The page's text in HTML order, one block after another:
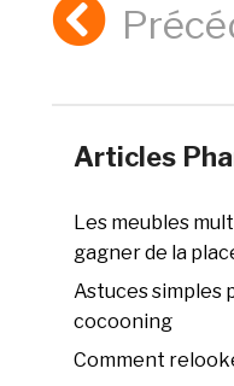
Articles
Les meubles
gagner de la
Astuces simples
cocooning
Comment